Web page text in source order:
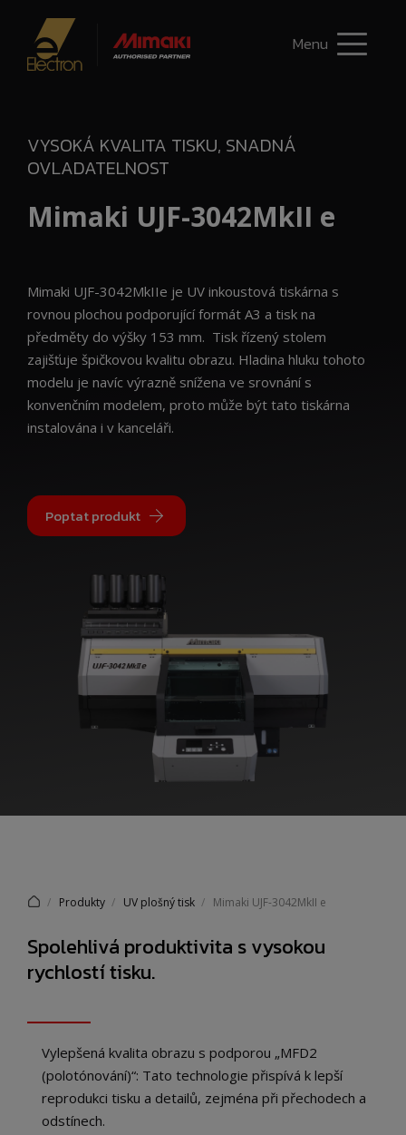
Menu
VYSOKÁ KVALITA TISKU, SNADNÁ
OVLADATELNOST
Mimaki UJF-3042MkII e
Mimaki UJF-3042MkIIe je UV inkoustová tiskárna s
rovnou plochou podporující formát A3 a tisk na
předměty do výšky 153 mm. Tisk řízený stolem
zajišťuje špičkovou kvalitu obrazu. Hladina hluku tohoto
modelu je navíc výrazně snížena ve srovnání s
konvenčním modelem, proto může být tato tiskárna
instalována i v kanceláři.
Poptat produkt
Produkty UV plošný tisk Mimaki UJF-3042MkII e
Spolehlivá produktivita s vysokou
rychlostí tisku.
Vylepšená kvalita obrazu s podporou „MFD2
(polotónování)“: Tato technologie přispívá k lepší
reprodukci tisku a detailů, zejména při přechodech a
odstínech.